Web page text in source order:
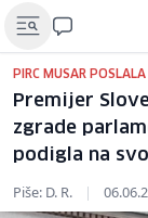
PIRC MUSAR
Premijer
zgrade
podigla na
Piše: D. R. |